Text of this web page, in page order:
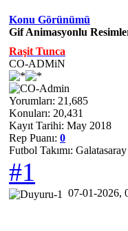
Konu Görünümü
Gif Animasyonlu
Raşit Tunca
CO-ADMiN
Yorumları: 21,685
Konuları: 20,431
Kayıt Tarihi: May 2018
Rep Puanı: 0
Futbol Takımı: Galatasaray
#1
07-01-2026,